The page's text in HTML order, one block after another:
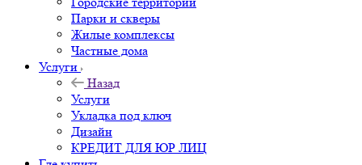
Парки и скверы
Жилые комплексы
Частные дома
Услуги
Назад
Услуги
Укладка под ключ
Дизайн
КРЕДИТ ДЛЯ ЮР ЛИЦ